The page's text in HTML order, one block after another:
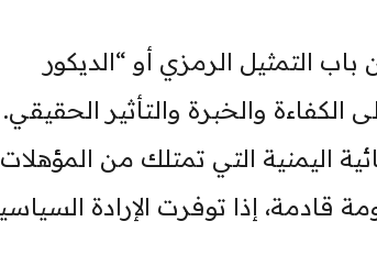
التمثيل الرمزي أو “الديكور
الكفاءة والخبرة والتأثير
اليمنية التي تمتلك من
إذا توفرت الإرادة